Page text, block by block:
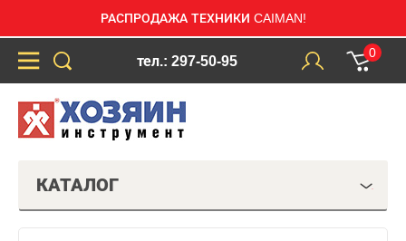
РАСПРОДАЖА ТЕХНИКИ CAIMAN!
тел.: 297-50-95
0
КАТАЛОГ